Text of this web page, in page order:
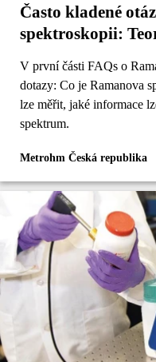
Často kladené
spektroskopii:
V první části FAQs o
dotazy: Co je Ramanova
lze měřit, jaké informace
spektrum.
Metrohm Česká republika